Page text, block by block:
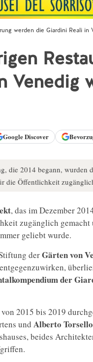
werden die Giardini Reali in
Venedig
GoogleDiscover
die 2014 begann, wurden
die Öffentlichkeit
, das im Dezember
zugänglich gemacht
geliebt wurde.
derGärten von
der
2015 bis 2019
und Alberto Torsello
beides